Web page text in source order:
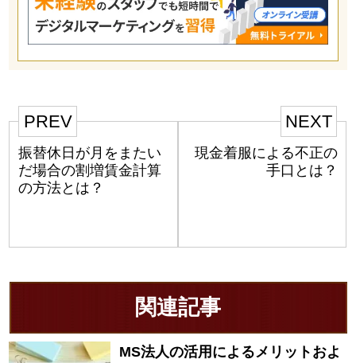
PREV
振替休日が月をまたい
だ場合の割増賃金計算
の方法とは？
NEXT
現金着服による不正の
手口とは？
関連記事
MS法人の活用によるメリットおよ